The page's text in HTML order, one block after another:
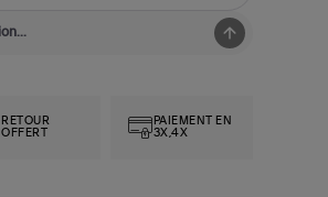
RETOUR
OFFERT
PAIEMENT EN
3X,4X